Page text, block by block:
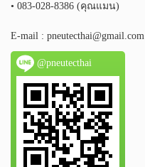
• 083-028-8386 (คุณแมน)
E-mail : pneutecthai@gmail.com
@pneutecthai